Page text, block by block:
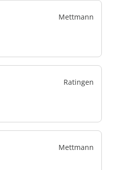
Mettmann
Ratingen
Mettmann